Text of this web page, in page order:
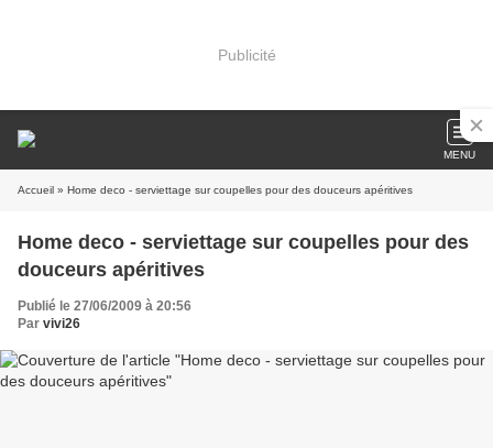
Publicité
MENU
Accueil » Home deco - serviettage sur coupelles pour des douceurs apéritives
Home deco - serviettage sur coupelles pour des
douceurs apéritives
Publié le 27/06/2009 à 20:56
Par vivi26